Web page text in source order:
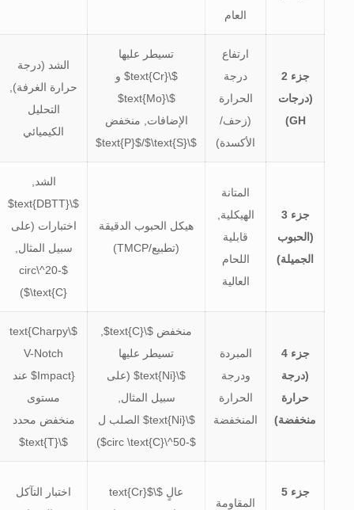
العام
جزء 2
(درجات
GH)
ارتفاع
درجة
الحرارة
(زحف/
الأكسدة)
تسيطر عليها
$\text{Cr}$
و
$\text{Mo}$
الإضافات, منخفض
$\text{P}$
/$\text{S}$
الشد (درجة
حرارة الغرفة),
التحليل
الكيميائي
جزء 3
(الحبوب
الجميلة)
المتانة
الهيكلية,
قابلية
اللحام
العالية
هيكل الحبوب الدقيقة
(تطبيع/TMCP)
الشد,
$\text{DBTT}$
اختبارات (على
سبيل المثال,
$-20^\circ
\text{C}$
)
جزء 4
(درجة
حرارة
منخفضة)
المبردة
ودرجة
الحرارة
المنخفضة
منخفض $\text{C}$
,
تسيطر عليها
$\text{Ni}$
(على
سبيل المثال,
$\text{Ni}$
الصلب ل
$-50^\circ \text{C}$
)
$\text{Charpy
V-Notch
Impact}$
عند
مستوى
منخفض محدد
$\text{T}$
جزء 5
المقاومة
عالٍ $\text{Cr}$
اختبار التآكل